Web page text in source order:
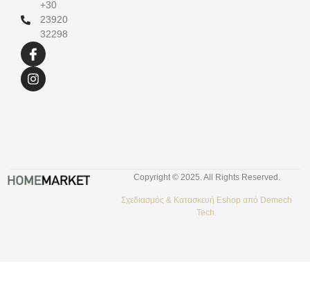
+30
23920
32298
Copyright © 2025. All Rights Reserved.
Σχεδιασμός & Κατασκευή Eshop από Demech
Tech.